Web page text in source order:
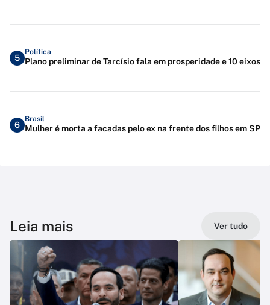
5
Política
Plano preliminar de Tarcísio fala em prosperidade e 10 eixos
6
Brasil
Mulher é morta a facadas pelo ex na frente dos filhos em SP
Leia mais Ver tudo